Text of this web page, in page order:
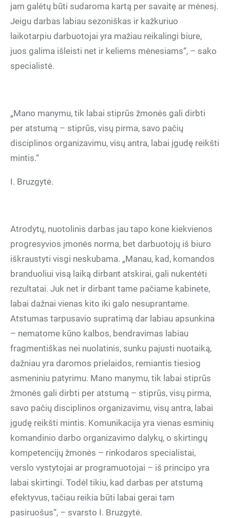
jam galėtų būti sudaroma kartą per savaitę ar mėnesį.
Jeigu darbas labiau sezoniškas ir kažkuriuo
laikotarpiu darbuotojai yra mažiau reikalingi biure,
juos galima išleisti net ir keliems mėnesiams“, – sako
specialistė.
„Mano manymu, tik labai stiprūs žmonės gali dirbti
per atstumą – stiprūs, visų pirma, savo pačių
disciplinos organizavimu, visų antra, labai įgudę reikšti
mintis.“
I. Bruzgytė.
Atrodytų, nuotolinis darbas jau tapo kone kiekvienos
progresyvios įmonės norma, bet darbuotojų iš biuro
iškraustyti visgi neskubama. „Manau, kad, komandos
branduoliui visą laiką dirbant atskirai, gali nukentėti
rezultatai. Juk net ir dirbant tame pačiame kabinete,
labai dažnai vienas kito iki galo nesuprantame.
Atstumas tarpusavio supratimą dar labiau apsunkina
– nematome kūno kalbos, bendravimas labiau
fragmentiškas nei nuolatinis, sunku pajusti nuotaiką,
dažniau yra daromos prielaidos, remiantis tiesiog
asmeniniu patyrimu. Mano manymu, tik labai stiprūs
žmonės gali dirbti per atstumą – stiprūs, visų pirma,
savo pačių disciplinos organizavimu, visų antra, labai
įgudę reikšti mintis. Komunikacija yra vienas esminių
komandinio darbo organizavimo dalykų, o skirtingų
kompetencijų žmonės – rinkodaros specialistai,
verslo vystytojai ar programuotojai – iš principo yra
labai skirtingi. Todėl tikiu, kad darbas per atstumą
efektyvus, tačiau reikia būti labai gerai tam
pasiruošus“, – svarsto I. Bruzgytė.